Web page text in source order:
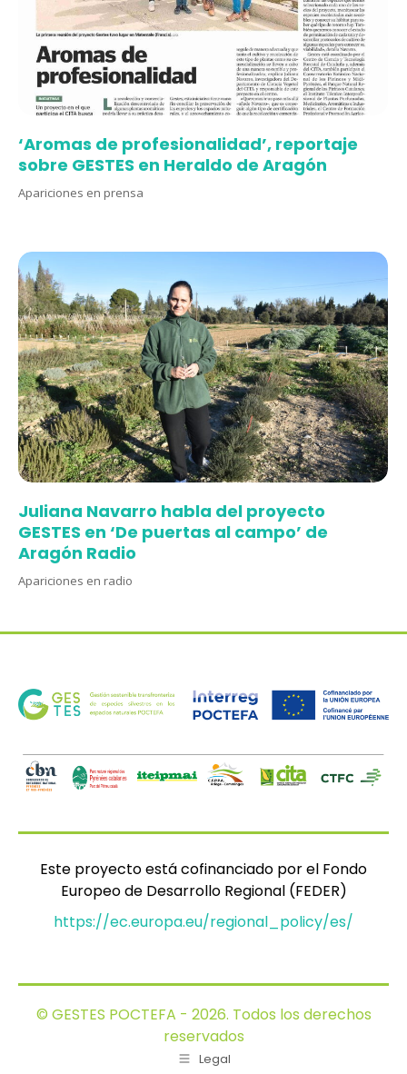
‘Aromas de profesionalidad’, reportaje
sobre GESTES en Heraldo de Aragón
Apariciones en prensa
Juliana Navarro habla del proyecto
GESTES en ‘De puertas al campo’ de
Aragón Radio
Apariciones en radio
Este proyecto está cofinanciado por el Fondo
Europeo de Desarrollo Regional (FEDER)
https://ec.europa.eu/regional_policy/es/
© GESTES POCTEFA - 2026. Todos los derechos
reservados
Legal